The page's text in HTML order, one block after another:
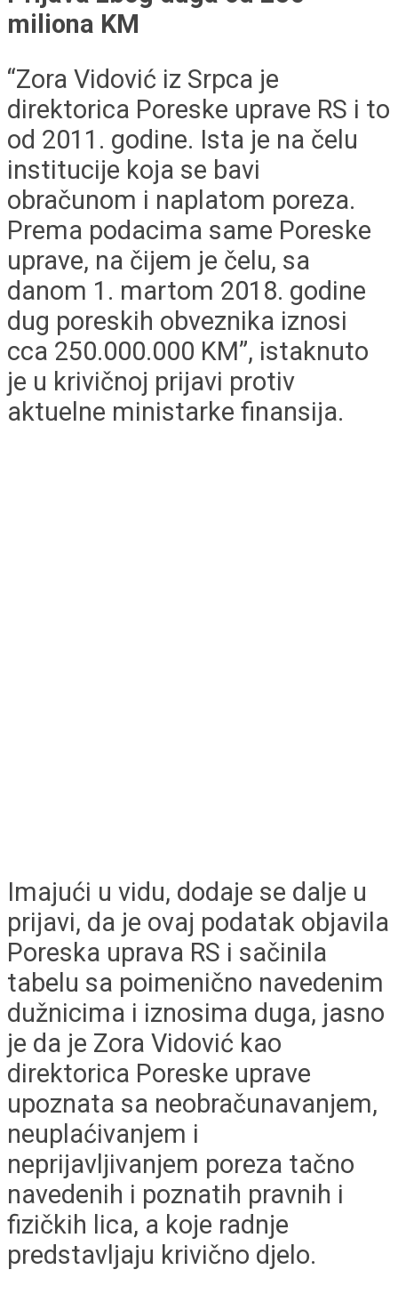
miliona KM
“Zora Vidović iz Srpca je
direktorica Poreske uprave RS i to
od 2011. godine. Ista je na čelu
institucije koja se bavi
obračunom i naplatom poreza.
Prema podacima same Poreske
uprave, na čijem je čelu, sa
danom 1. martom 2018. godine
dug poreskih obveznika iznosi
cca 250.000.000 KM”, istaknuto
je u krivičnoj prijavi protiv
aktuelne ministarke finansija.
Imajući u vidu, dodaje se dalje u
prijavi, da je ovaj podatak objavila
Poreska uprava RS i sačinila
tabelu sa poimenično navedenim
dužnicima i iznosima duga, jasno
je da je Zora Vidović kao
direktorica Poreske uprave
upoznata sa neobračunavanjem,
neuplaćivanjem i
neprijavljivanjem poreza tačno
navedenih i poznatih pravnih i
fizičkih lica, a koje radnje
predstavljaju krivično djelo.